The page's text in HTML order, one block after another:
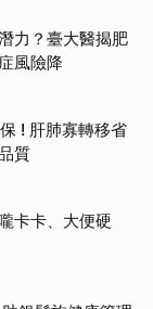
力？臺大醫揭肥
風險降
! 肝肺寡轉移省
質
卡卡、大便硬